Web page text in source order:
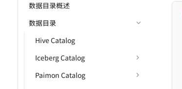
数据目录概述
数据目录
Hive Catalog
Iceberg Catalog
Paimon Catalog